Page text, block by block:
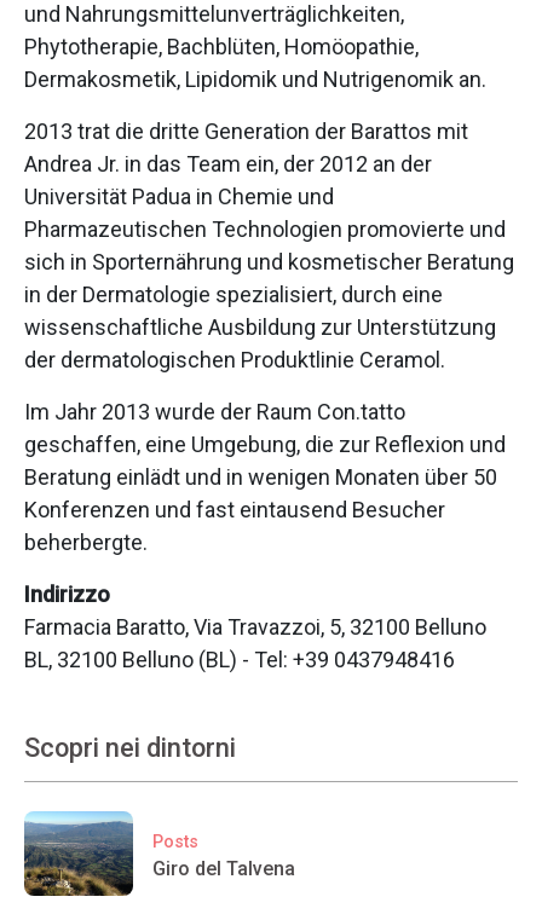
und Nahrungsmittelunverträglichkeiten,
Phytotherapie, Bachblüten, Homöopathie,
Dermakosmetik, Lipidomik und Nutrigenomik an.
2013 trat die dritte Generation der Barattos mit
Andrea Jr. in das Team ein, der 2012 an der
Universität Padua in Chemie und
Pharmazeutischen Technologien promovierte und
sich in Sporternährung und kosmetischer Beratung
in der Dermatologie spezialisiert, durch eine
wissenschaftliche Ausbildung zur Unterstützung
der dermatologischen Produktlinie Ceramol.
Im Jahr 2013 wurde der Raum Con.tatto
geschaffen, eine Umgebung, die zur Reflexion und
Beratung einlädt und in wenigen Monaten über 50
Konferenzen und fast eintausend Besucher
beherbergte.
Indirizzo
Farmacia Baratto, Via Travazzoi, 5, 32100 Belluno
BL, 32100 Belluno (BL) - Tel: +39 0437948416
Scopri nei dintorni
Posts
Giro del Talvena